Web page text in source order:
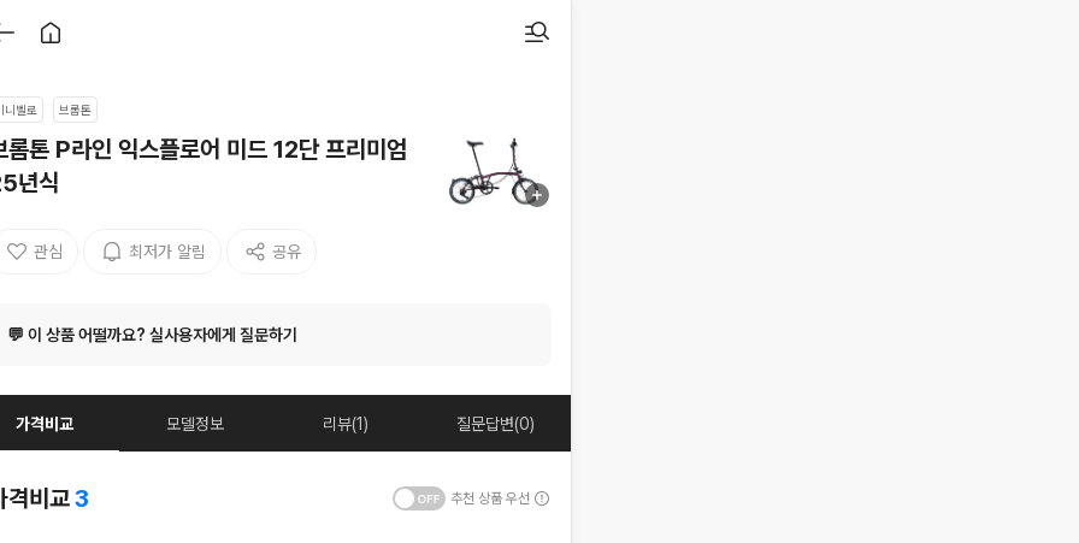
니벨로 브롬톤
롬톤 P라인 익스플로어 미드 12단 프리미엄
년식
관심 최저가 알림 공유
💬 이 상품 어떨까요? 실사용자에게 질문하기
가격비교 모델정보 리뷰(1) 질문답변(0)
격비교3 추천 상품 우선